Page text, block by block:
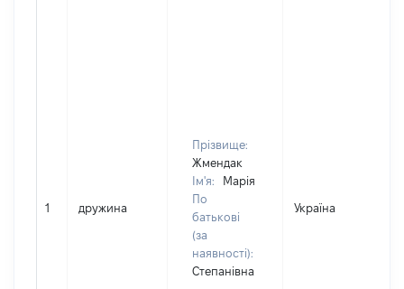
1 дружина
Прізвище:
Жмендак
Ім'я:
Марія
По
батькові
(за
наявності):
Степанівна
Україна